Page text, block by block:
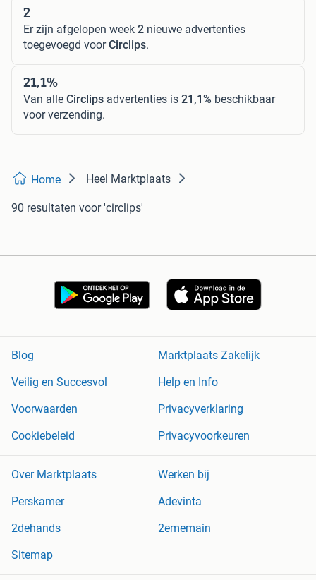
2
Er zijn afgelopen week 2 nieuwe advertenties
toegevoegd voorCirclips.
21,1%
Van alle Circlips advertenties is 21,1% beschikbaar
voor verzending.
Home Heel Marktplaats
90 resultaten voor 'circlips'
Blog
Marktplaats Zakelijk
Veilig en Succesvol
Help en Info
Voorwaarden
Privacyverklaring
Cookiebeleid
Privacyvoorkeuren
Over Marktplaats
Werken bij
Perskamer
Adevinta
2dehands
2ememain
Sitemap